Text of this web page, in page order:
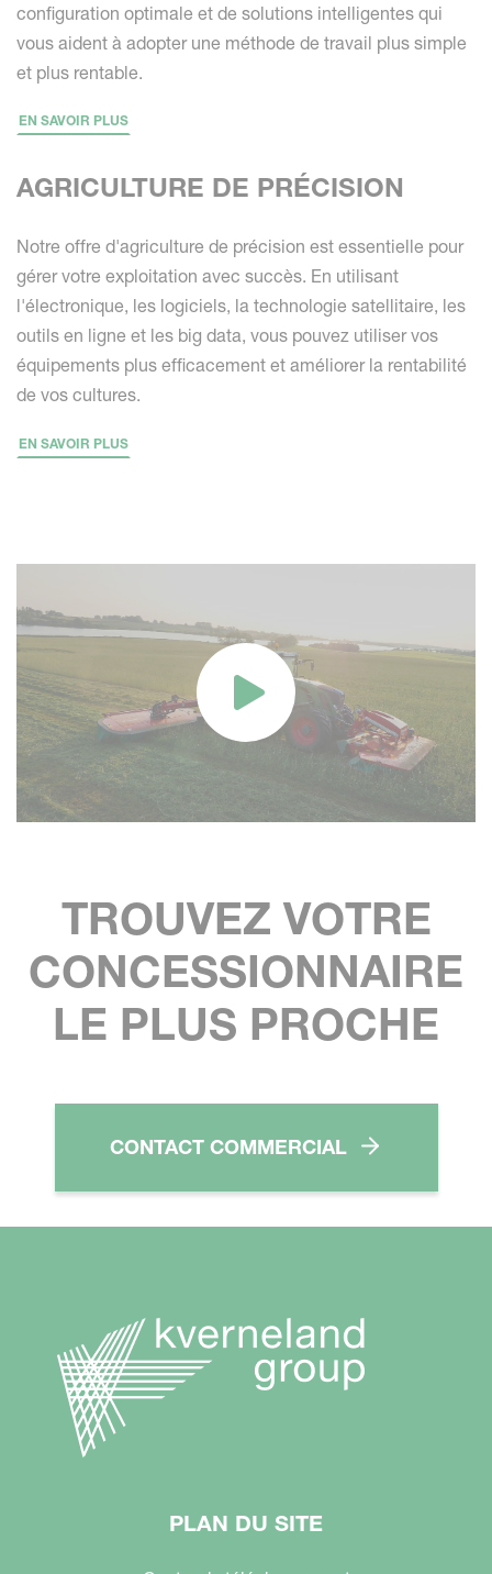
configuration optimale et de solutions intelligentes qui
vous aident à adopter une méthode de travail plus simple
et plus rentable.
EN SAVOIR PLUS
AGRICULTURE DE PRÉCISION
Notre offre d'agriculture de précision est essentielle pour
gérer votre exploitation avec succès. En utilisant
l'électronique, les logiciels, la technologie satellitaire, les
outils en ligne et les big data, vous pouvez utiliser vos
équipements plus efficacement et améliorer la rentabilité
de vos cultures.
EN SAVOIR PLUS
TROUVEZ VOTRE
CONCESSIONNAIRE
LE PLUS PROCHE
CONTACT COMMERCIAL
PLAN DU SITE